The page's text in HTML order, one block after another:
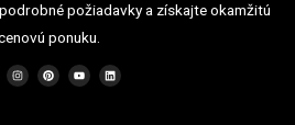
požiadavky a získajte okamžitú
ponuku.
I
n
s
P
i
n
Y
o
u
L
i
n